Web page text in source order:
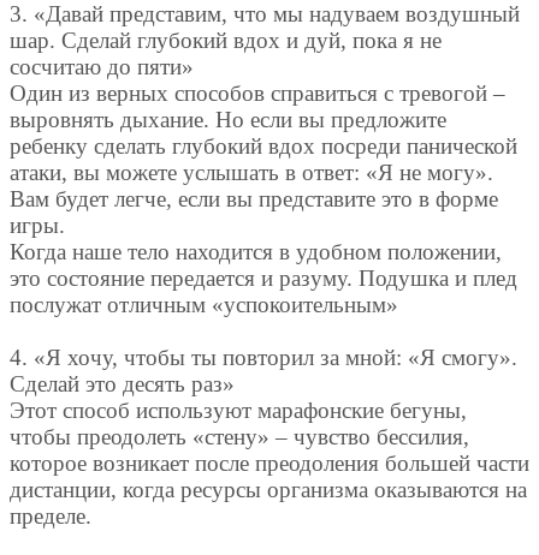
3. «Давай представим, что мы надуваем воздушный
шар. Сделай глубокий вдох и дуй, пока я не
сосчитаю до пяти»
Один из верных способов справиться с тревогой –
выровнять дыхание. Но если вы предложите
ребенку сделать глубокий вдох посреди панической
атаки, вы можете услышать в ответ: «Я не могу».
Вам будет легче, если вы представите это в форме
игры.
Когда наше тело находится в удобном положении,
это состояние передается и разуму. Подушка и плед
послужат отличным «успокоительным»
4. «Я хочу, чтобы ты повторил за мной: «Я смогу».
Сделай это десять раз»
Этот способ используют марафонские бегуны,
чтобы преодолеть «стену» – чувство бессилия,
которое возникает после преодоления большей части
дистанции, когда ресурсы организма оказываются на
пределе.